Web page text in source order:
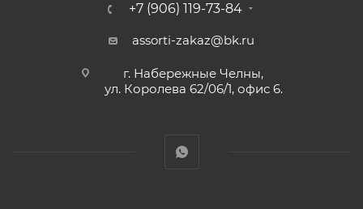
+7 (906) 119-73-84
assorti-zakaz@bk.ru
г. Набережные Челны,
ул. Королева 62/06/1, офис 6.